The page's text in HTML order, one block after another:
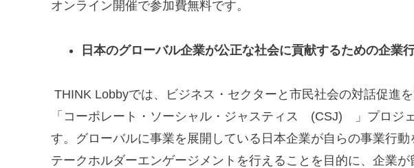
オンライン開催で参加費無料です。
日本のグローバル企業が公正な社会に貢献するための企業
THINK Lobbyでは、ビジネス・セクターと市民社会の対話促進
「コーポレート・ソーシャル・ジャスティス (CSJ) 」プロジ
す。グローバルに事業を展開している日本企業が自らの事業行
テークホルダーエンゲージメントを行えることを目的に、企業